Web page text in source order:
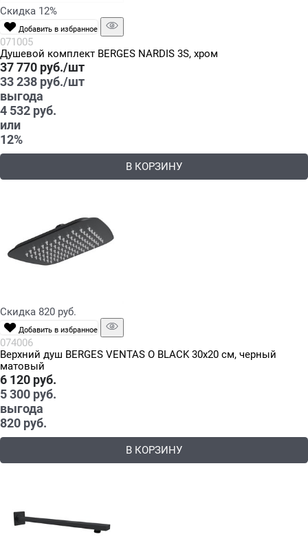
Скидка 12%
Добавить в избранное
071005
Душевой комплект BERGES NARDIS 3S, хром
37 770 руб./шт
33 238 руб./шт
выгода
4 532 руб.
или
12%
В КОРЗИНУ
Скидка 820 руб.
Добавить в избранное
074006
Верхний душ BERGES VENTAS O BLACK 30x20 см, черный
матовый
6 120 руб.
5 300 руб.
выгода
820 руб.
В КОРЗИНУ